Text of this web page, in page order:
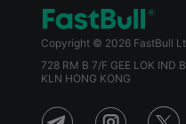
Copyright © 2026 FastBull
728 RM B 7/F GEE LOK IND
KLN HONG KONG